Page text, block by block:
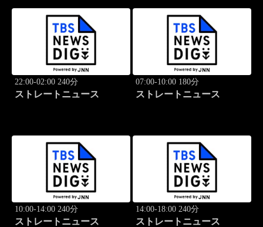
22:00-02:00 240分
ストレートニュース
07:00-10:00 180分
ストレートニュース
10:00-14:00 240分
ストレートニュース
14:00-18:00 240分
ストレートニュース